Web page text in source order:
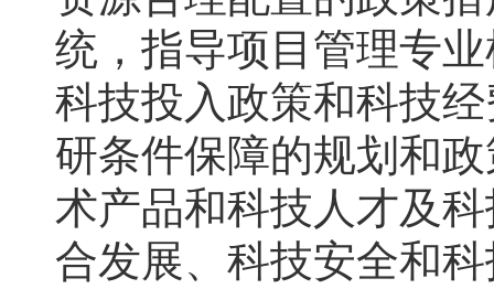
统，指导项目管理专
科技投入政策和科技
研条件保障的规划和
术产品和科技人才及
合发展、科技安全和